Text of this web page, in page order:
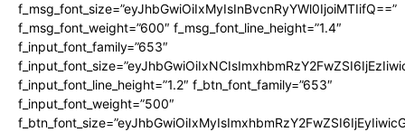
f_msg_font_size=”eyJhbGwiOiIxMyIsInBvcnRyYWl0IjoiMTIifQ==”
f_msg_font_weight=”600″ f_msg_font_line_height=”1.4″
f_input_font_family=”653″
f_input_font_line_height=”1.2″ f_btn_font_family=”653″
f_input_font_weight=”500″